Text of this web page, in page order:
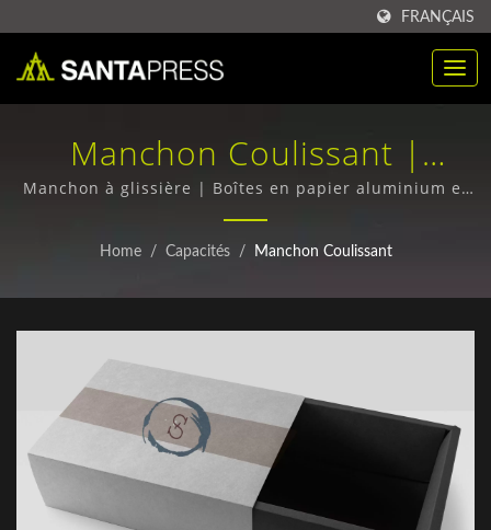
FRANÇAIS
Manchon Coulissant |
Boîtes En Papier Aluminium
Écologiques En Gros | Santa
Manchon à glissière | Boîtes en papier aluminium et
boîtes ondulées - Qualité supérieure, expédition dans
le monde entier
Home / Capacités / Manchon Coulissant